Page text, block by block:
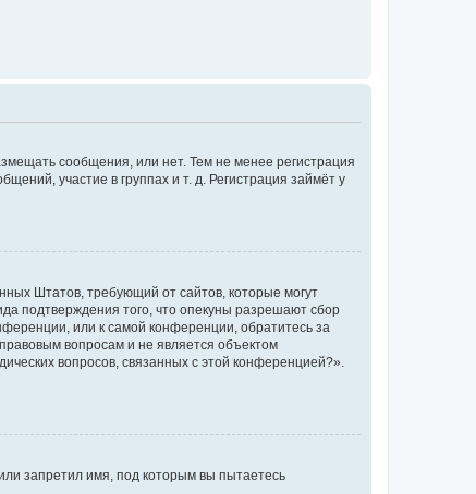
сообщения, или нет. Тем не менее регистрация
участие в группах и т. д. Регистрация займёт у
Штатов, требующий от сайтов, которые могут
подтверждения того, что опекуны разрешают сбор
или к самой конференции, обратитесь за
вопросам и не является объектом
вопросов, связанных с этой конференцией?».
запретил имя, под которым вы пытаетесь